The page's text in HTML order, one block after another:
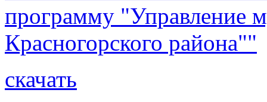
программу "Управление
Красногорского района""
скачать